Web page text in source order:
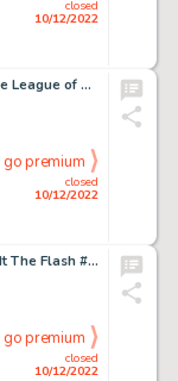
closed
10/12/2022
Dick Dillin and Joe Giella Justice League of America #91 Story Page 4 Original Art (DC, 1971)....
closed
10/12/2022
go premium
Keith Giffen and Larry Mahlstedt The Flash #306 Story Page 7 Original Art (DC, 1982)....
closed
10/12/2022
go premium